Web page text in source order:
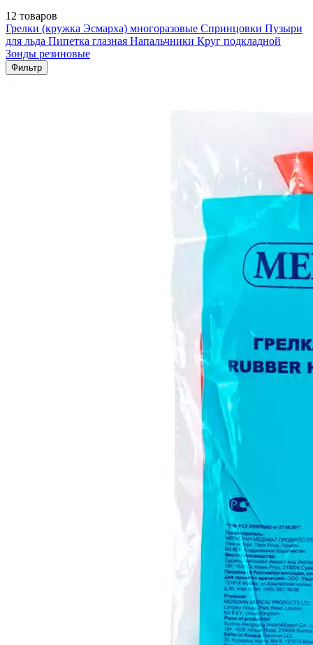
12 товаров
Грелки (кружка Эсмарха) многоразовые Спринцовки Пузыри
для льда Пипетка глазная Напальчники Круг подкладной
Зонды резиновые
Фильтр